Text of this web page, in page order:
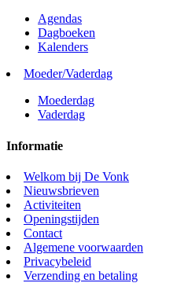
Agendas
Dagboeken
Kalenders
Moeder/Vaderdag
Moederdag
Vaderdag
Informatie
Welkom bij De Vonk
Nieuwsbrieven
Activiteiten
Openingstijden
Contact
Algemene voorwaarden
Privacybeleid
Verzending en betaling